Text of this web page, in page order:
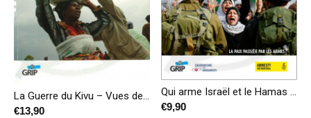
La Guerre du Kivu – Vues de la salle climatisée et de la véranda
€13,90
Qui arme Israël et le Hamas ? – La paix pass(é)e par les armes ?
€9,90